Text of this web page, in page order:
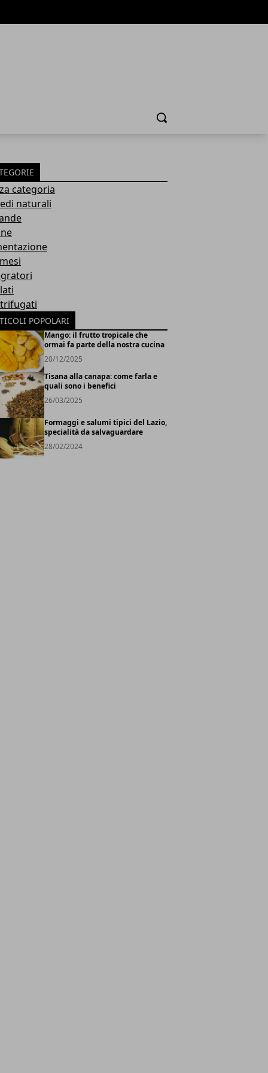
Cerca
categoria
naturali
POPOLARI
Mango: il frutto tropicale che
ormai fa parte della nostra cucina
20/12/2025
Tisana alla canapa: come farla e
quali sono i benefici
26/03/2025
Formaggi e salumi tipici del Lazio,
specialità da salvaguardare
28/02/2024